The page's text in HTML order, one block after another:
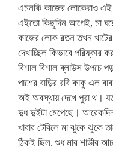
এমনকি কাজের লোকেরাও
এইতো কিছুদিন আগেই, মা
কাজের লোক রতন তখন খাটের
দেখাচ্ছিল কিভাবে পরিষ্কার
বিশাল বিশাল ব্লাউস উপচে
পাশের বাড়ির রবি কাকু এল
অই অবস্থায় দেখে পুরা থ।
দুধ দুইটা মেপেছে।
খাবার টেবিলে মা ঝুকে ঝুকে
ঠিকই ছিল, শুধু মার শাড়ীর